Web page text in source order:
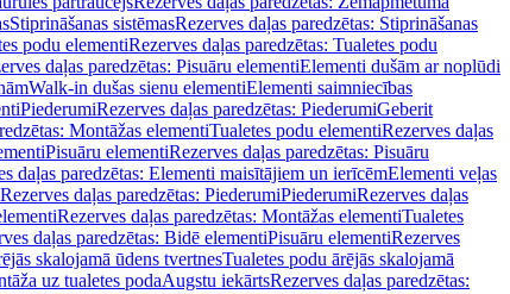
Stiprināšanas sistēmasRezerves daļas paredzētas: Stiprināšanas
podu elementiRezerves daļas paredzētas: Tualetes podu
daļas paredzētas: Pisuāru elementiElementi dušām ar noplūdi
Walk-in dušas sienu elementiElementi saimniecības
PiederumiRezerves daļas paredzētas: PiederumiGeberit
Montāžas elementiTualetes podu elementiRezerves daļas
Pisuāru elementiRezerves daļas paredzētas: Pisuāru
daļas paredzētas: Elementi maisītājiem un ierīcēmElementi veļas
Rezerves daļas paredzētas: PiederumiPiederumiRezerves daļas
Rezerves daļas paredzētas: Montāžas elementiTualetes
daļas paredzētas: Bidē elementiPisuāru elementiRezerves
skalojamā ūdens tvertnesTualetes podu ārējās skalojamā
uz tualetes podaAugstu iekārtsRezerves daļas paredzētas: